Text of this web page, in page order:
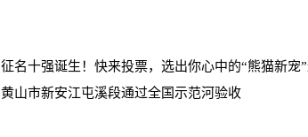
征名十强诞生！快来投票，选出你心中的“熊猫新宠
黄山市新安江屯溪段通过全国示范河验收